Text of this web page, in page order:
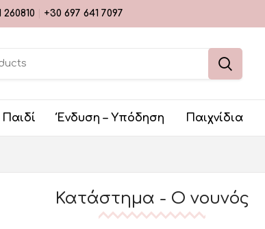
260810 +30 697 641 7097
Ένδυση – Υπόδηση Παιχνίδια
Κατάστημα - Ο νουνός